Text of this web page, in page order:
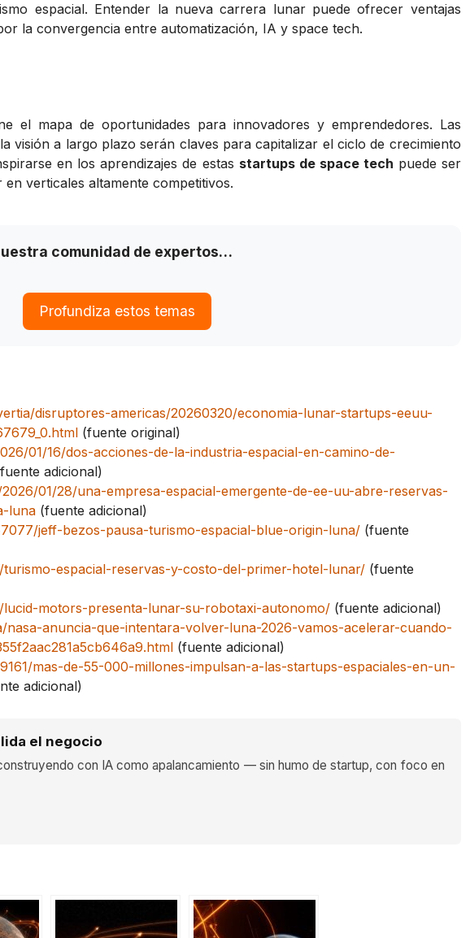
espacial. Entender la nueva carrera lunar puede ofrecer ventajas
la convergencia entre automatización, IA y space tech.
el mapa de oportunidades para innovadores y emprendedores. Las
visión a largo plazo serán claves para capitalizar el ciclo de crecimiento
en los aprendizajes de estas startups de space tech puede ser
verticales altamente competitivos.
comunidad de expertos…
Profundiza estos temas
disruptores-americas/20260320/economia-lunar-startups-eeuu-
(fuente original)
01/16/dos-acciones-de-la-industria-espacial-en-camino-de-
adicional)
01/28/una-empresa-espacial-emergente-de-ee-uu-abre-reservas-
luna (fuente adicional)
jeff-bezos-pausa-turismo-espacial-blue-origin-luna/ (fuente
espacial-reservas-y-costo-del-primer-hotel-lunar/ (fuente
lucid-motors-presenta-lunar-su-robotaxi-autonomo/ (fuente adicional)
nasa-anuncia-que-intentara-volver-luna-2026-vamos-acelerar-cuando-
(fuente adicional)
mas-de-55-000-millones-impulsan-a-las-startups-espaciales-en-un-
adicional)
el negocio
con IA como apalancamiento — sin humo de startup, con foco en